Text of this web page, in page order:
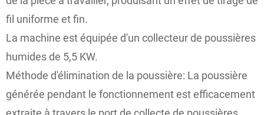
fil uniforme et fin.
La machine est équipée d'un collecteur de poussières
humides de 5,5 KW.
Méthode d'élimination de la poussière: La poussière
générée pendant le fonctionnement est efficacement